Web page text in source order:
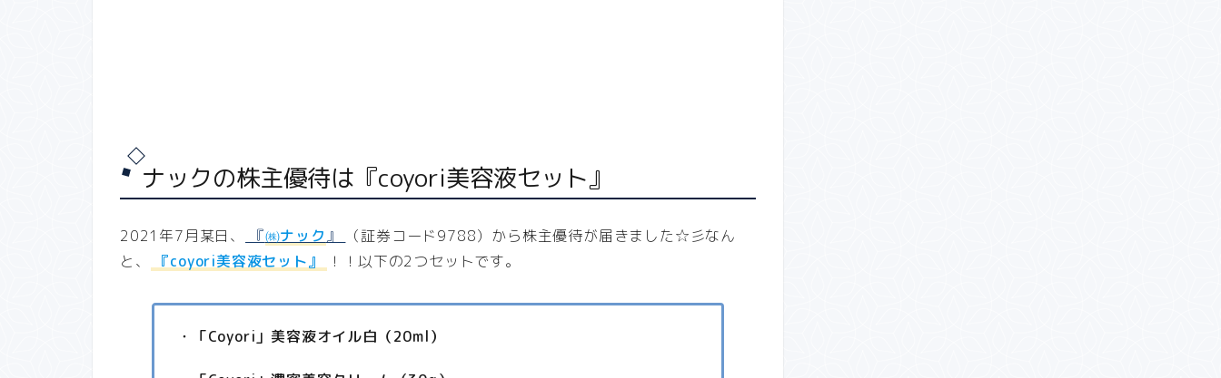
ナックの株主優待は『coyori美容液セット』
2021年7月某日、 『㈱ナック』
（証券コード9788）から株主優待が届きました☆彡なん
と、
『coyori美容液セット』 ！！以下の2つセットです。
・「Coyori」美容液オイル白（20ml）